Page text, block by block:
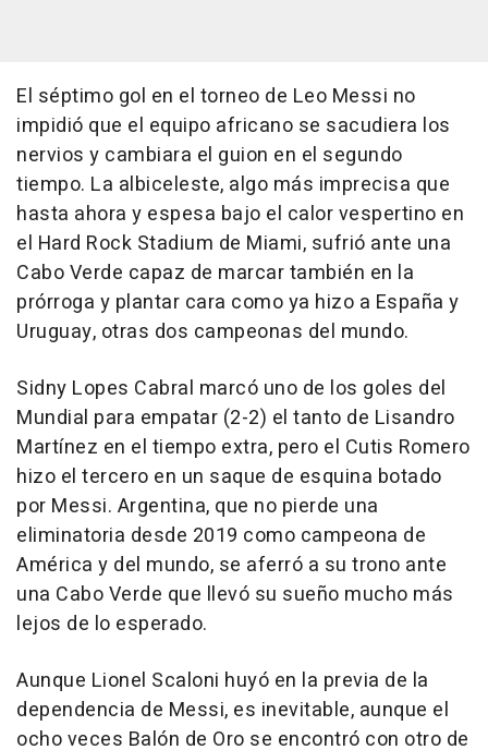
El séptimo gol en el torneo de Leo Messi no
impidió que el equipo africano se sacudiera los
nervios y cambiara el guion en el segundo
tiempo. La albiceleste, algo más imprecisa que
hasta ahora y espesa bajo el calor vespertino en
el Hard Rock Stadium de Miami, sufrió ante una
Cabo Verde capaz de marcar también en la
prórroga y plantar cara como ya hizo a España y
Uruguay, otras dos campeonas del mundo.
Sidny Lopes Cabral marcó uno de los goles del
Mundial para empatar (2-2) el tanto de Lisandro
Martínez en el tiempo extra, pero el Cutis Romero
hizo el tercero en un saque de esquina botado
por Messi. Argentina, que no pierde una
eliminatoria desde 2019 como campeona de
América y del mundo, se aferró a su trono ante
una Cabo Verde que llevó su sueño mucho más
lejos de lo esperado.
Aunque Lionel Scaloni huyó en la previa de la
dependencia de Messi, es inevitable, aunque el
ocho veces Balón de Oro se encontró con otro de